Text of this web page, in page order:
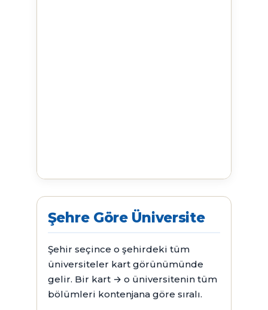
Şehre Göre Üniversite
Şehir seçince o şehirdeki tüm
üniversiteler kart görünümünde
gelir. Bir kart → o üniversitenin tüm
bölümleri kontenjana göre sıralı.